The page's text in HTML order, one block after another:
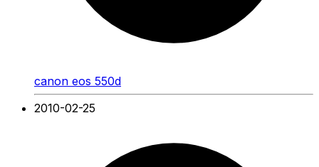
canon eos 550d
2010-02-25